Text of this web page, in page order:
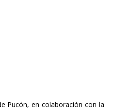
Pucón, en colaboración con la